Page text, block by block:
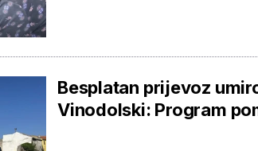
Besplatan prijevoz
Vinodolski: Program